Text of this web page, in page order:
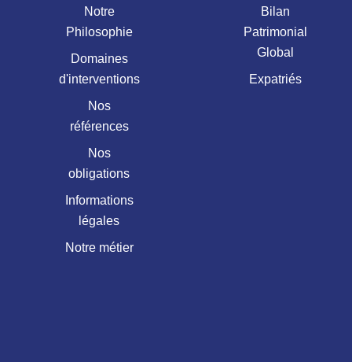
Notre
Philosophie
Domaines
d'interventions
Nos
références
Nos
obligations
Informations
légales
Notre métier
Bilan
Patrimonial
Global
Expatriés